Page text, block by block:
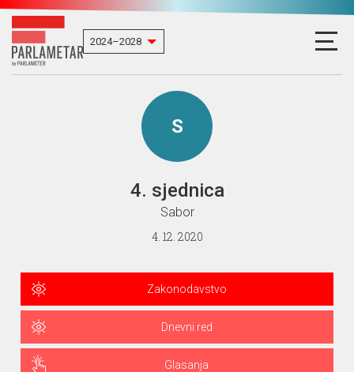
S
4. sjednica
Sabor
4. 12. 2020
Zakonodavstvo
Dnevni red
Glasanja